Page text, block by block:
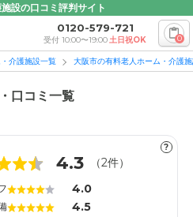
設の口コミ評判サイト
0120-579-721
受付 10:00〜19:00土日祝OK 0
介護施設一覧 大阪市の有料老人ホーム・介護
口コミ一覧
?
4.3 （2件）
4.0
4.5